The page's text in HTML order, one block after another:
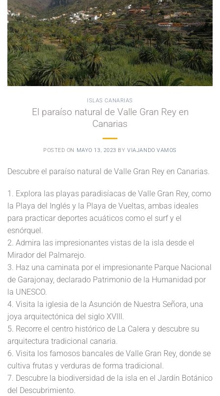
ISLAS CANARIAS
El paraíso natural de Valle Gran Rey en
Canarias
POSTED ON MAYO 13, 2023 BYVIAJANDO VAMOS
Descubre el paraíso natural de Valle Gran Rey en Canarias.
1. Explora las playas paradisíacas de Valle Gran Rey, como
la Playa del Inglés y la Playa de Vueltas, ambas ideales
para practicar deportes acuáticos como el surf y el
esnórquel.
2. Admira las impresionantes vistas de la isla desde el
Mirador del Palmarejo.
3. Haz una caminata por el impresionante Parque Nacional
de Garajonay, declarado Patrimonio de la Humanidad por
la UNESCO.
4. Visita la iglesia de la Asunción de Nuestra Señora, una
joya arquitectónica del siglo XVIII.
5. Recorre el centro histórico de La Calera y descubre su
arquitectura tradicional canaria.
6. Visita los famosos bancales de Valle Gran Rey, donde se
cultiva frutas y verduras de forma tradicional.
7. Descubre la biodiversidad de la isla en el Jardín Botánico
del Descubrimiento.